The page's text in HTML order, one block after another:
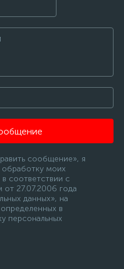
сообщение», я
моих
соответствии с
27.07.2006 года
данных», на
в
персональных